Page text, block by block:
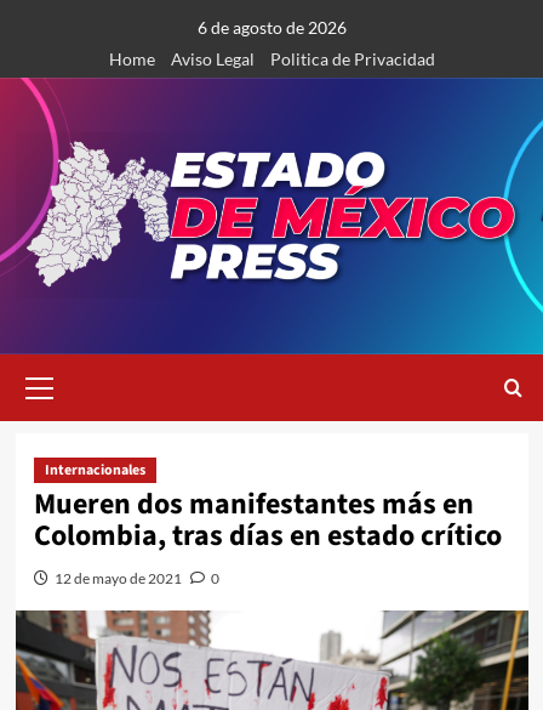
contenido
6 de agosto de 2026
Home
Aviso Legal Politica de Privacidad
primario
Internacionales
Mueren dos manifestantes más en
Colombia, tras días en estado crítico
12 de mayo de 2021 0